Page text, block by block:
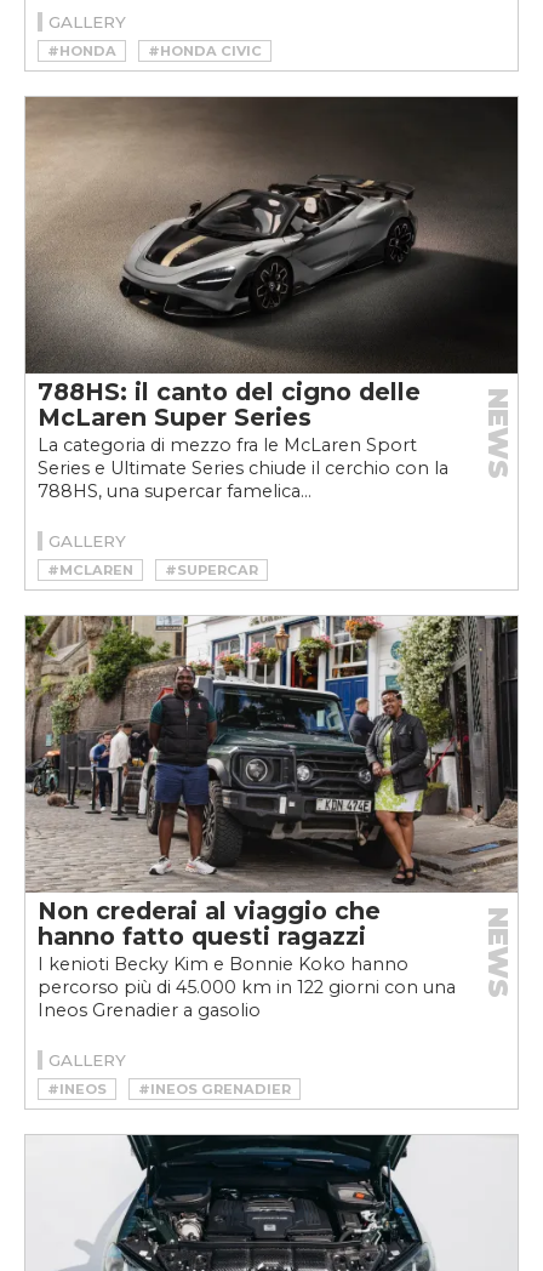
GALLERY
#HONDA
#HONDA CIVIC
#HONDA CIVIC TYPE R
788HS: il canto del cigno delle
McLaren Super Series
La categoria di mezzo fra le McLaren Sport
Series e Ultimate Series chiude il cerchio con la
788HS, una supercar famelica...
NEWS
GALLERY
#MCLAREN #SUPERCAR
Non crederai al viaggio che
hanno fatto questi ragazzi
I kenioti Becky Kim e Bonnie Koko hanno
percorso più di 45.000 km in 122 giorni con una
Ineos Grenadier a gasolio
NEWS
GALLERY
#INEOS #INEOS GRENADIER